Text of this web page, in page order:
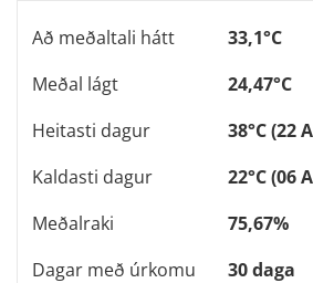
Að meðaltali hátt
33,1°C
Meðal lágt
24,47°C
Heitasti dagur
38°C (22
Kaldasti dagur
22°C (06
Meðalraki
75,67%
Dagar með úrkomu
30 daga